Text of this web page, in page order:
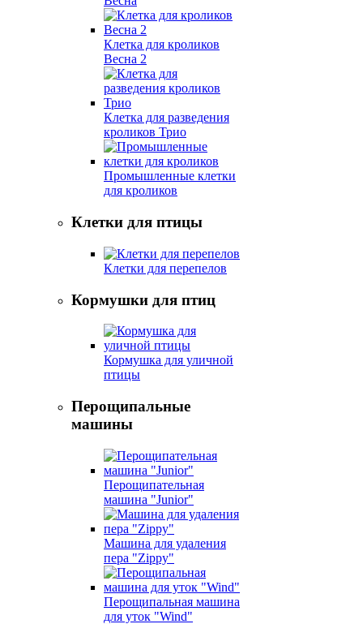
Клетка для кроликов
Весна 2
Клетка для разведения
кроликов Трио
Промышленные клетки
для кроликов
Клетки для птицы
Клетки для перепелов
Кормушки для птиц
Кормушка для уличной
птицы
Перощипальные
машины
Перощипательная
машина "Junior"
Машина для удаления
пера "Zippy"
Перощипальная машина
для уток "Wind"